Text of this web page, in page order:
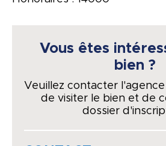
Vous êtes
bien ?
Veuillez contacter
de visiter le bien et de
dossier